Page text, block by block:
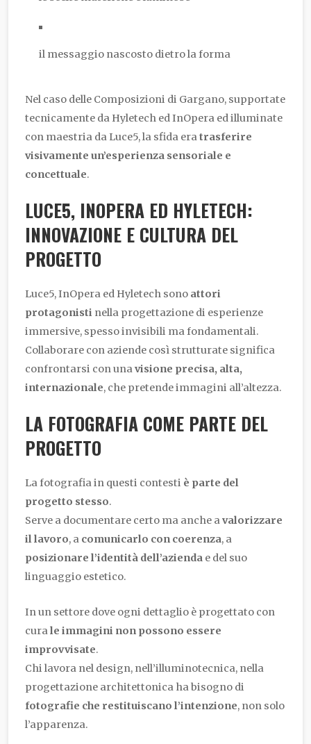
il messaggio nascosto dietro la forma
Nel caso delle Composizioni di Gargano, supportate
tecnicamente da Hyletech ed InOpera ed illuminate
con maestria da Luce5, la sfida eratrasferire
visivamente un’esperienza sensoriale e
concettuale.
LUCE5, INOPERA ED HYLETECH:
INNOVAZIONE E CULTURA DEL
PROGETTO
Luce5, InOpera ed Hyletech sono attori
protagonisti nella progettazione di esperienze
immersive, spesso invisibili ma fondamentali.
Collaborare con aziende così strutturate significa
confrontarsi con unavisione precisa, alta,
internazionale, che pretende immagini all’altezza.
LA FOTOGRAFIA COME PARTE DEL
PROGETTO
La fotografia in questi contesti è parte del
progetto stesso.
Serve a documentare certo ma anche avalorizzare
il lavoro, a comunicarlo con coerenza, a
posizionare l’identità dell’azienda e del suo
linguaggio estetico.
In un settore dove ogni dettaglio è progettato con
curale immagini non possono essere
improvvisate.
Chi lavora nel design, nell’illuminotecnica, nella
progettazione architettonica ha bisogno di
fotografie che restituiscano l’intenzione, non solo
l’apparenza.